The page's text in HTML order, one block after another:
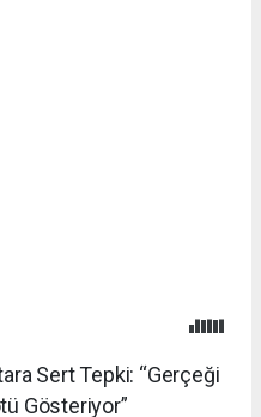
Sert Tepki: “Gerçeği
Gösteriyor”